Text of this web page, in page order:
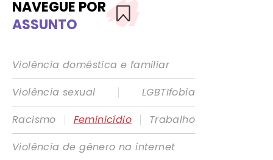
NAVEGUE POR
ASSUNTO
Violência doméstica e familiar
Violência sexual
|
LGBTIfobia
Racismo
| Feminicídio |
Trabalho
Violência de gênero na internet